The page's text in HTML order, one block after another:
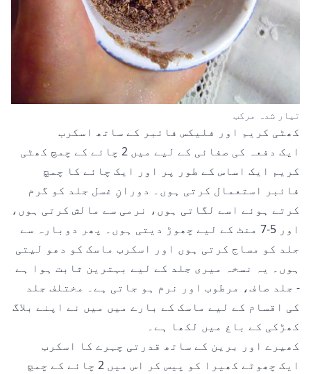
تیار شدہ مرکب
کھٹی کریم اور فلیکس فائبر کے ساتھ اسکرب
ایک دفعہ کی صفائی کے لیے میں 2 چائے کے چمچ کھٹی
کریم ایک اساس کے طور پر اور ایک چائے کا چمچ
فائبر استعمال کرتی ہوں۔ دورانِ غسل جلد کو گرم
کرتے ہوئے اسے لگاتی ہوں، نرمی سے مالش کرتی ہوں،
اور 5-7 منٹ کے لیے چھوڑ دیتی ہوں۔ پھر دوبارہ سے
جلد کو مساج کرتی ہوں اور اسکرب ماسک کو دھو لیتی
ہوں۔ یہ نسخہ میری جلد کے لیے بہترین ثابت ہوا ہے
- جلد صاف، مرطوب اور نرم ہو جاتی ہے۔ مختلف جلد
کی اقسام کے لیے ماسک کے بارے میں میں نے اپنے بلاگ
کھڑکی کے باغ میں لکھا ہے۔
کھیرے اور برین کے ساتھ قدرتی چہرے کا اسکرب
ایک چھوٹے کھیرا کو پیس کر اس میں 2 چائے کے چمچ